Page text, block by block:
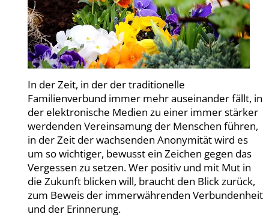
In der Zeit, in der der traditionelle
Familienverbund immer mehr auseinander fällt, in
der elektronische Medien zu einer immer stärker
werdenden Vereinsamung der Menschen führen,
in der Zeit der wachsenden Anonymität wird es
um so wichtiger, bewusst ein Zeichen gegen das
Vergessen zu setzen. Wer positiv und mit Mut in
die Zukunft blicken will, braucht den Blick zurück,
zum Beweis der immerwährenden Verbundenheit
und der Erinnerung.